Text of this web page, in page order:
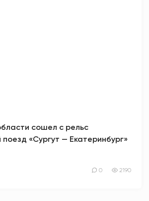
сошел с рельс
«Сургут — Екатеринбург»
0 2190